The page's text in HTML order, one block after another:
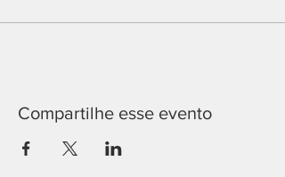
Compartilhe esse evento